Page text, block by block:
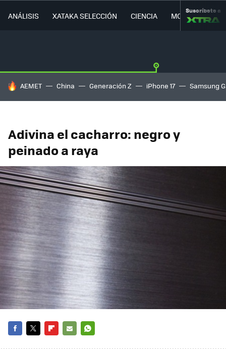
ANÁLISIS XATAKA SELECCIÓN CIENCIA MOVILIDAD
Suscríbete a
HOY SE HABLA DE
AEMET China Generación Z iPhone 17 Samsung
Adivina el cacharro: negro y
peinado a raya